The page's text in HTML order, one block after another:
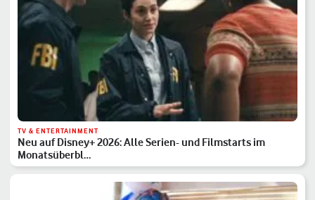
TV & ENTERTAINMENT
Neu auf Disney+ 2026: Alle Serien- und Filmstarts im
Monatsüberbl…